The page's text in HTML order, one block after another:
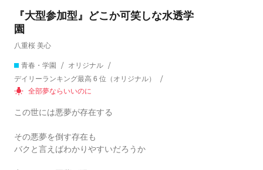
『大型参加型』どこか可笑しな水透学
園
八重桜 美心
青春・学園
オリジナル
デイリーランキング最高 6 位（オリジナル）
wb_incandescent 全部夢ならいいのに
この世には悪夢が存在する
その悪夢を倒す存在も
バクと言えばわかりやすいだろうか